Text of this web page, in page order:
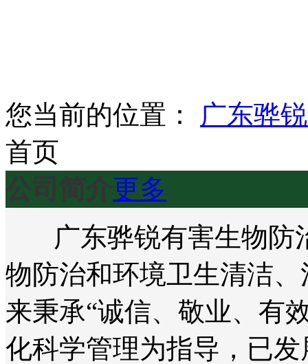
您当前的位置：
广东骅
首页
公司简介更多
广东骅锐有害生物防
物防治和环境卫生清洁
来秉承“诚信、敬业、有
化科学管理为指导，已